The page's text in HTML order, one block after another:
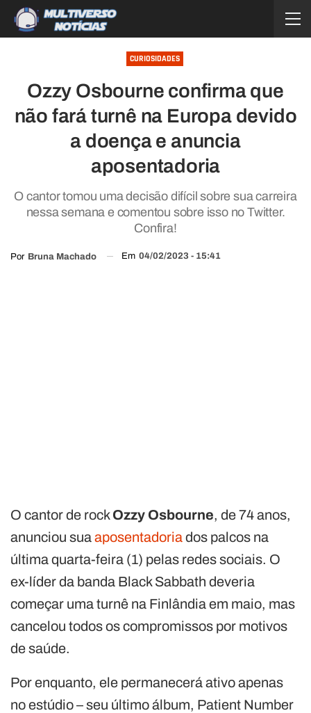
CURIOSIDADES
Ozzy Osbourne confirma que
não fará turnê na Europa devido
a doença e anuncia
aposentadoria
O cantor tomou uma decisão difícil sobre sua carreira
nessa semana e comentou sobre isso no Twitter.
Confira!
Por Bruna Machado Em 04/02/2023 - 15:41
O cantor de rockOzzy Osbourne, de 74 anos,
anunciou suaaposentadoriados palcos na
última quarta-feira (1) pelas redes sociais. O
ex-líder da banda Black Sabbath deveria
começar uma turnê na Finlândia em maio, mas
cancelou todos os compromissos por motivos
de saúde.
Por enquanto, ele permanecerá ativo apenas
no estúdio – seu último álbum, Patient Number